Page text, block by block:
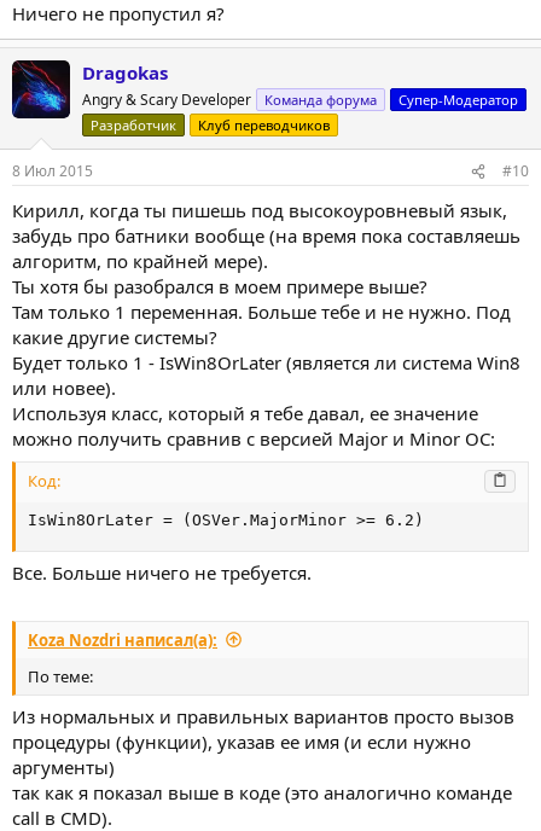
Ничего не пропустил я?
Dragokas
Angry & Scary Developer Команда форума
Супер-Модератор
Разработчик
Клуб переводчиков
8 Июл 2015 #10
Кирилл, когда ты пишешь под высокоуровневый язык,
забудь про батники вообще (на время пока составляешь
алгоритм, по крайней мере).
Ты хотя бы разобрался в моем примере выше?
Там только 1 переменная. Больше тебе и не нужно. Под
какие другие системы?
Будет только 1 - IsWin8OrLater (является ли система Win8
или новее).
Используя класс, который я тебе давал, ее значение
можно получить сравнив с версией Major и Minor ОС:
Код:
IsWin8OrLater = (OSVer.MajorMinor >= 6.2)
Все. Больше ничего не требуется.
Koza Nozdri написал(а):
По теме:
Из нормальных и правильных вариантов просто вызов
процедуры (функции), указав ее имя (и если нужно
аргументы)
так как я показал выше в коде (это аналогично команде
call в CMD).